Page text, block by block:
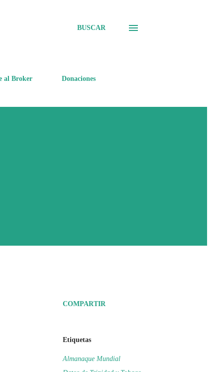
BUSCAR
al Broker Donaciones
COMPARTIR
Etiquetas
Almanaque Mundial